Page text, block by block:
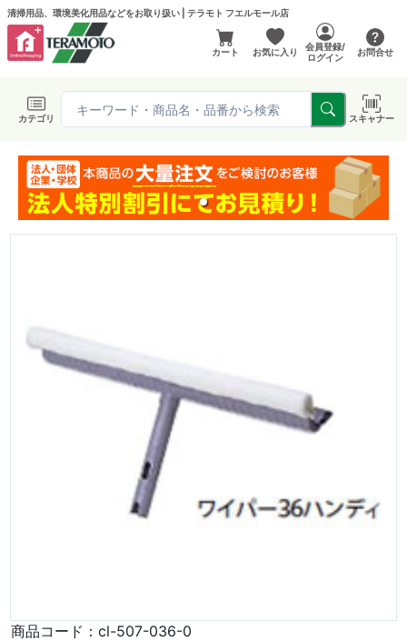
清掃用品、環境美化用品などをお取り扱い | テラモト フエルモール店
カート お気に入り
会員登録/
ログイン
お問合せ
カテゴリ スキャナー
商品コード： cl-507-036-0